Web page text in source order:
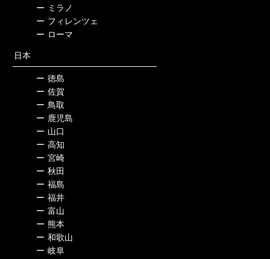
ー ミラノ
ー フィレンツェ
ー ローマ
日本
ー 徳島
ー 佐賀
ー 鳥取
ー 鹿児島
ー 山口
ー 高知
ー 宮崎
ー 秋田
ー 福島
ー 福井
ー 富山
ー 熊本
ー 和歌山
ー 岐阜